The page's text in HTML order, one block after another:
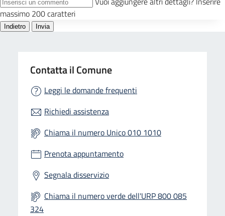
Contatta il Comune
Leggi le domande frequenti
Richiedi assistenza
Chiama il numero Unico 010 1010
Prenota appuntamento
Segnala disservizio
Chiama il numero verde dell'URP 800 085
324